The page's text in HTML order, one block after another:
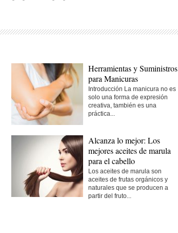
Herramientas y Suministros
para Manicuras
Introducción La manicura no es
solo una forma de expresión
creativa, también es una
práctica...
Alcanza lo mejor: Los
mejores aceites de marula
para el cabello
Los aceites de marula son
aceites de frutas orgánicos y
naturales que se producen a
partir del fruto...